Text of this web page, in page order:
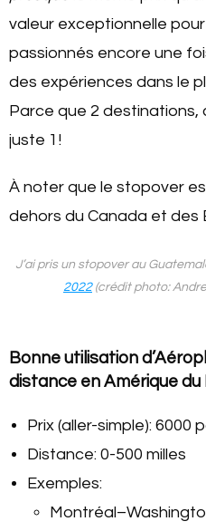
valeur exceptionnelle
passionnés encore une
des expériences dans le
Parce que 2 destinations,
juste 1!
À noter que le stopover
dehors du Canada et des
J’ai pris un stopover au
2022(crédit photo:
Bonne utilisation
distance en Amérique du
Prix (aller-simple): 6000
Distance: 0-500 milles
Exemples: